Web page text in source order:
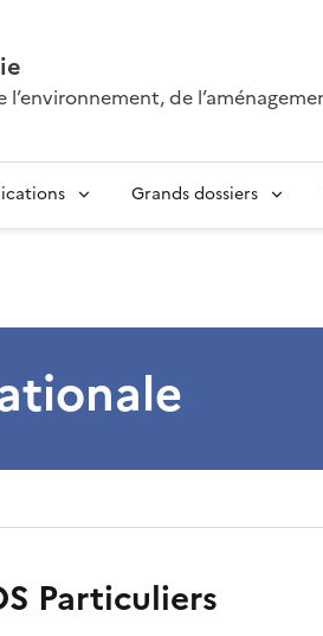
de
Grands dossiers
Particuliers